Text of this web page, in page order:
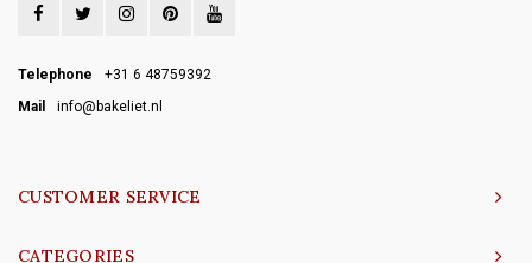
Telephone
+31 6 48759392
Mail
info@bakeliet.nl
CUSTOMER SERVICE
CATEGORIES